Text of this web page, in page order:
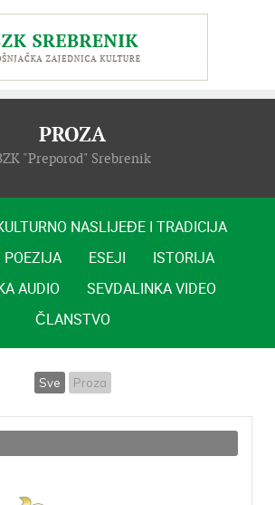
PROZA
"Preporod" Srebrenik
NASLIJEĐE I TRADICIJA
POEZIJA ESEJI
ISTORIJA
AUDIO
SEVDALINKA VIDEO
ČLANSTVO
Sve Proza